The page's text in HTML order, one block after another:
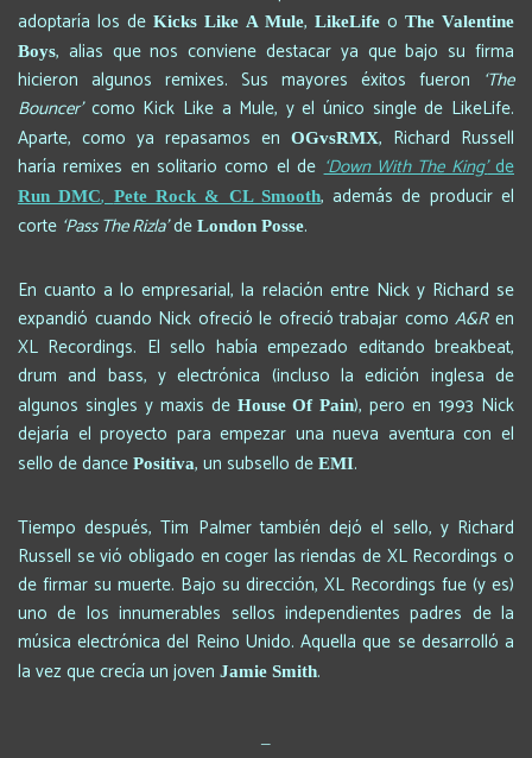
adoptaría los deKicks Like A Mule, LikeLifeo The Valentine
Boys, alias que nos conviene destacar ya que bajo su firma
hicieron algunos remixes. Sus mayores éxitos fueron ‘The
Bouncer’como Kick Like a Mule, y el único single de LikeLife.
Aparte, como ya repasamos en
OGvsRMX, Richard Russell
haría remixes en solitario como el de‘Down With The King’de
Run DMC,Pete Rock & CL Smooth, además de producir el
corte ‘Pass The Rizla’de London Posse.
En cuanto a lo empresarial, la relación entre Nick y Richard se
expandió cuando Nick ofreció le ofreció trabajar comoA&Ren
XL Recordings. El sello había empezado editando breakbeat,
drum and bass, y electrónica (incluso la edición inglesa de
algunos singles y maxis de House Of Pain), pero en 1993 Nick
dejaría el proyecto para empezar una nueva aventura con el
sello de dance Positiva, un subsello de EMI.
Tiempo después, Tim Palmer también dejó el sello, y Richard
Russell se vió obligado en coger las riendas de XL Recordings o
de firmar su muerte. Bajo su dirección, XL Recordings fue (y es)
uno de los innumerables sellos independientes padres de la
música electrónica del Reino Unido. Aquella que se desarrolló a
la vez que crecía un joven Jamie Smith.